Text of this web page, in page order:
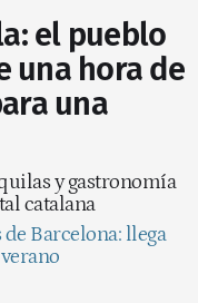
el pueblo
una hora de
una
y gastronomía
catalana
de Barcelona: llega